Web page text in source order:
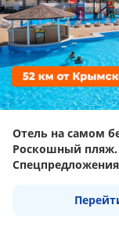
Отель на самом
Роскошный пляж.